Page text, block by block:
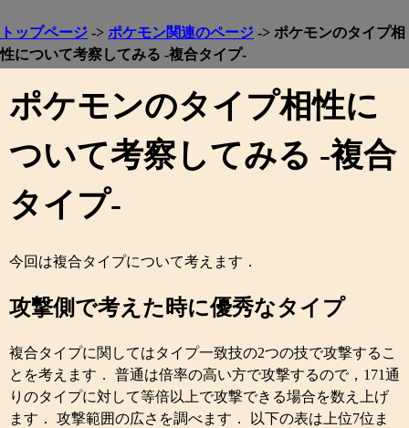
トップページ -> ポケモン関連のページ -> ポケモンのタイプ相
性について考察してみる -複合タイプ-
ポケモンのタイプ相性に
ついて考察してみる -複合
タイプ-
今回は複合タイプについて考えます．
攻撃側で考えた時に優秀なタイプ
複合タイプに関してはタイプ一致技の2つの技で攻撃するこ
とを考えます． 普通は倍率の高い方で攻撃するので，171通
りのタイプに対して等倍以上で攻撃できる場合を数え上げ
ます． 攻撃範囲の広さを調べます． 以下の表は上位7位ま